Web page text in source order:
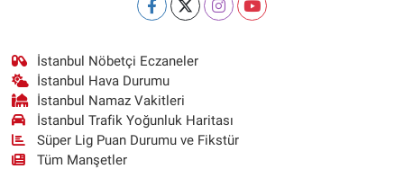
İstanbul Nöbetçi Eczaneler
İstanbul Hava Durumu
İstanbul Namaz Vakitleri
İstanbul Trafik Yoğunluk Haritası
Süper Lig Puan Durumu ve Fikstür
Tüm Manşetler